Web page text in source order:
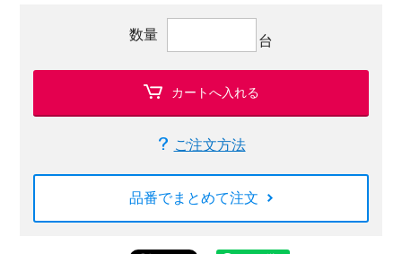
数量 台
カートへ入れる
ご注文方法
品番でまとめて注文